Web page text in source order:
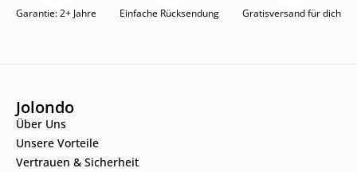
Garantie: 2+ Jahre Einfache Rücksendung Gratisversand für dich
Jolondo
Über Uns
Unsere Vorteile
Vertrauen & Sicherheit